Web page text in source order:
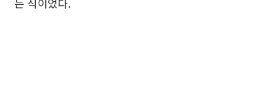
는 식이었다.